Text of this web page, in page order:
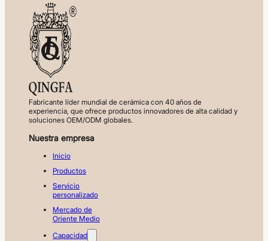
Fabricante líder mundial de cerámica con 40 años de
experiencia, que ofrece productos innovadores de alta calidad y
soluciones OEM/ODM globales.
Nuestra empresa
Inicio
Productos
Servicio
personalizado
Mercado de
Oriente Medio
Capacidad